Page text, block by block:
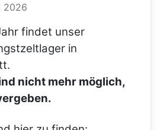
2026
findet unser
in
nicht mehr möglich,